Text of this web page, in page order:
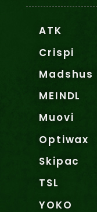
ATK
Crispi
Madshus
MEINDL
Muovi
Optiwax
Skipac
TSL
YOKO